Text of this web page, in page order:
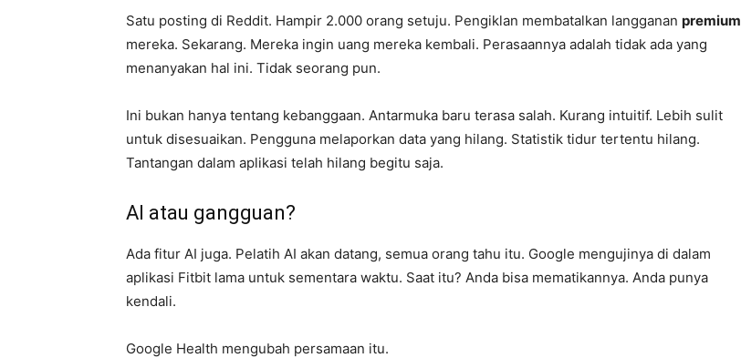
Satu posting di Reddit. Hampir 2.000 orang setuju. Pengiklan membatalkan langganan premium
mereka. Sekarang. Mereka ingin uang mereka kembali. Perasaannya adalah tidak ada yang
menanyakan hal ini. Tidak seorang pun.
Ini bukan hanya tentang kebanggaan. Antarmuka baru terasa salah. Kurang intuitif. Lebih sulit
untuk disesuaikan. Pengguna melaporkan data yang hilang. Statistik tidur tertentu hilang.
Tantangan dalam aplikasi telah hilang begitu saja.
AI atau gangguan?
Ada fitur AI juga. Pelatih AI akan datang, semua orang tahu itu. Google mengujinya di dalam
aplikasi Fitbit lama untuk sementara waktu. Saat itu? Anda bisa mematikannya. Anda punya
kendali.
Google Health mengubah persamaan itu.